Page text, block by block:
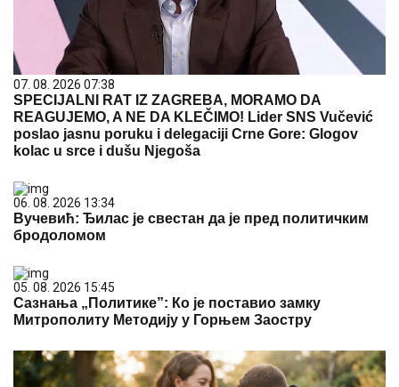
07. 08. 2026 07:38
SPECIJALNI RAT IZ ZAGREBA, MORAMO DA
REAGUJEMO, A NE DA KLEČIMO! Lider SNS Vučević
poslao jasnu poruku i delegaciji Crne Gore: Glogov
kolac u srce i dušu Njegoša
06. 08. 2026 13:34
Вучевић: Ђилас је свестан да је пред политичким
бродоломом
05. 08. 2026 15:45
Сазнања „Политике”: Ко је поставио замку
Митрополиту Методију у Горњем Заостру